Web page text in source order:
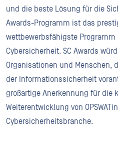
und die beste Lösung für die
Awards-Programm ist das
wettbewerbsfähigste Programm
Cybersicherheit. SC Awards
Organisationen und Menschen,
der Informationssicherheit
großartige Anerkennung für die
Weiterentwicklung von
Cybersicherheitsbranche.